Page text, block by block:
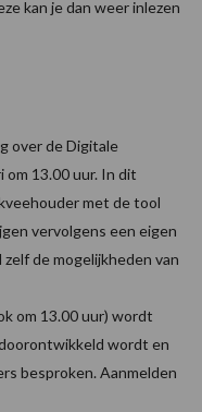
kan je dan weer inlezen
over de Digitale
om 13.00 uur. In dit
met de tool
vervolgens een eigen
de mogelijkheden van
om 13.00 uur) wordt
wordt en
besproken. Aanmelden